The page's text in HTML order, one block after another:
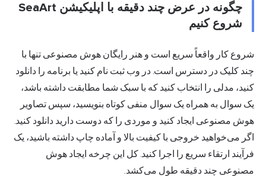
چگونه در عرض چند دقیقه با اپلیکیشن SeaArt
شروع کنیم
شروع کار واقعاً سریع است و هنر رایگان هوش مصنوعی تنها با
چند کلیک در دسترس است. در وب ثبت نام کنید یا برنامه را دانلود
کنید، مدلی را انتخاب کنید که با سبک شما مطابقت داشته باشد،
یک سوال به همراه یک سوال منفی کوتاه بنویسید، سپس تصاویر
هوش مصنوعی ایجاد کنید و موردی را که دوست دارید دانلود کنید.
اگر می‌خواهید خروجی با کیفیت بالا و آماده چاپ داشته باشید، یک
فرآیند ارتقاء سریع را اجرا کنید. کل این چرخه ایجاد هوش
مصنوعی چند دقیقه طول می‌کشد.